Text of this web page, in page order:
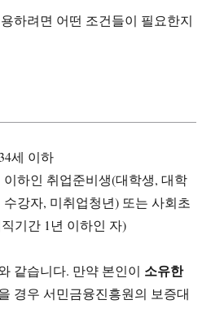
하려면 어떤 조건들이 필요한지
세 이하
이하인 취업준비생(대학생, 대학
강자, 미취업청년) 또는 사회초
기간 1년 이하인 자)
같습니다. 만약 본인이 소유한
경우 서민금융진흥원의 보증대